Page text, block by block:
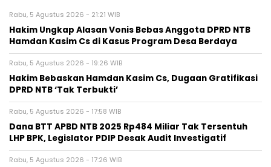
Rabu, 5 Agustus 2026 - 21:21 WIB
Hakim Ungkap Alasan Vonis Bebas Anggota DPRD NTB
Hamdan Kasim Cs di Kasus Program Desa Berdaya
Rabu, 5 Agustus 2026 - 19:26 WIB
Hakim Bebaskan Hamdan Kasim Cs, Dugaan Gratifikasi
DPRD NTB ‘Tak Terbukti’
Rabu, 5 Agustus 2026 - 17:58 WIB
Dana BTT APBD NTB 2025 Rp484 Miliar Tak Tersentuh
LHP BPK, Legislator PDIP Desak Audit Investigatif
Rabu, 5 Agustus 2026 - 17:26 WIB